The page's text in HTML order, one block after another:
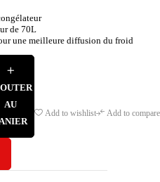
de 70L
une meilleure diffusion du froid
AU
Add to wishlist Add to compare